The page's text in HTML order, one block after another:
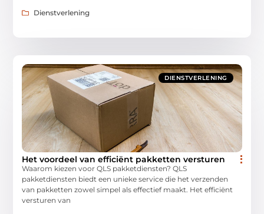
Dienstverlening
DIENSTVERLENING
Het voordeel van efficiënt pakketten versturen
Waarom kiezen voor QLS pakketdiensten? QLS
pakketdiensten biedt een unieke service die het verzenden
van pakketten zowel simpel als effectief maakt. Het efficiënt
versturen van